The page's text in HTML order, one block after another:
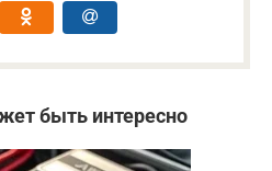
быть интересно